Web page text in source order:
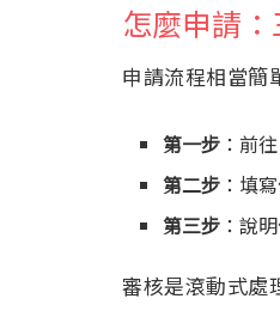
怎麼申請
申請流程相當簡
第一步 ：前
第二步 ：填
第三步 ：說
審核是滾動式處